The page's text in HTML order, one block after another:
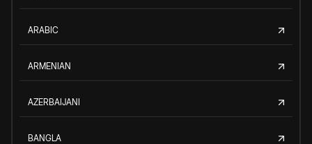
ARABIC
ARMENIAN
AZERBAIJANI
BANGLA